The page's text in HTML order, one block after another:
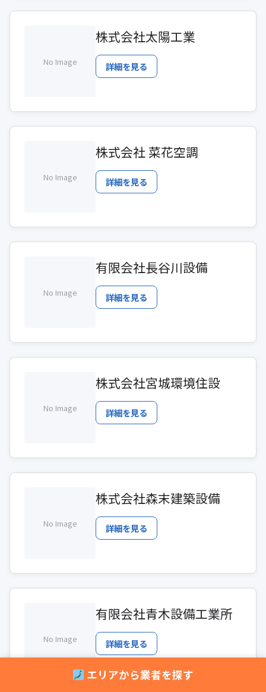
No Image
株式会社太陽工業
詳細を見る
No Image
株式会社 菜花空調
詳細を見る
No Image
有限会社長谷川設備
詳細を見る
No Image
株式会社宮城環境住設
詳細を見る
No Image
株式会社森末建築設備
詳細を見る
No Image
有限会社青木設備工業所
詳細を見る
エリアから業者を探す